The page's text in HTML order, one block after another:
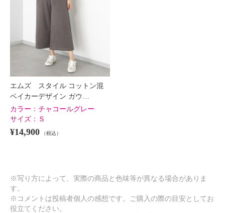
エムズ スタイル コットン混
ベイカーデザイン ガウ…
カラー： チャコールグレー
サイズ： Ｓ
¥14,900 （税込）
※写り方によって、実際の商品と色味等が異なる場合がありま
す。
※コメントは投稿者個人の感想です。ご購入の際の目安としてお
役立てください。